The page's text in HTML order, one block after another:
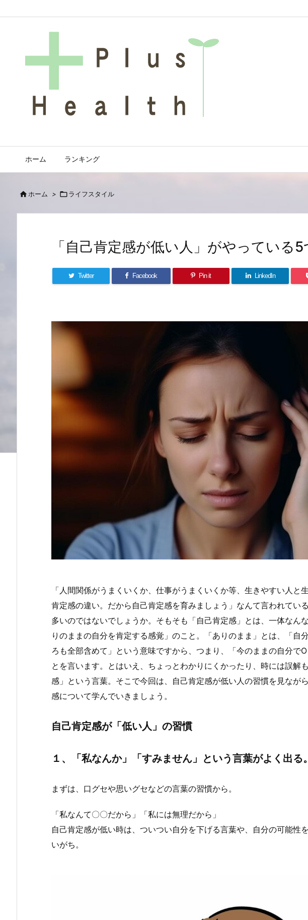
ホーム ランキング
 ホーム > ライフスタイル
「自己肯定感が低い人」がやっている
Twitter Facebook Pin it LinkedIn
「人間関係がうまくいくか、仕事がうまくいくか等、生きやすい人と
肯定感の違い。だから自己肯定感を育みましょう」なんて言われてい
多いのではないでしょうか。そもそも「自己肯定感」とは、一体なん
りのままの自分を肯定する感覚」のこと。「ありのまま」とは、「自
ろも全部含めて」という意味ですから、つまり、「今のままの自分で
とを言います。とはいえ、ちょっとわかりにくかったり、時には誤解
感」という言葉。そこで今回は、自己肯定感が低い人の習慣を見なが
感について学んでいきましょう。
自己肯定感が「低い人」の習慣
１、「私なんか」「すみません」という言葉がよく出る。
まずは、口グセや思いグセなどの言葉の習慣から。
「私なんて〇〇だから」「私には無理だから」
自己肯定感が低い時は、ついつい自分を下げる言葉や、自分の可能性
いがち。